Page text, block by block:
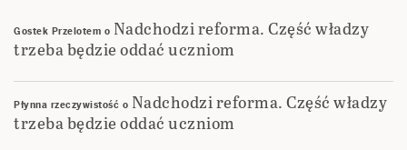
Gostek Przelotem o Nadchodzi reforma. Część władzy
trzeba będzie oddać uczniom
Płynna rzeczywistość o Nadchodzi reforma. Część władzy
trzeba będzie oddać uczniom